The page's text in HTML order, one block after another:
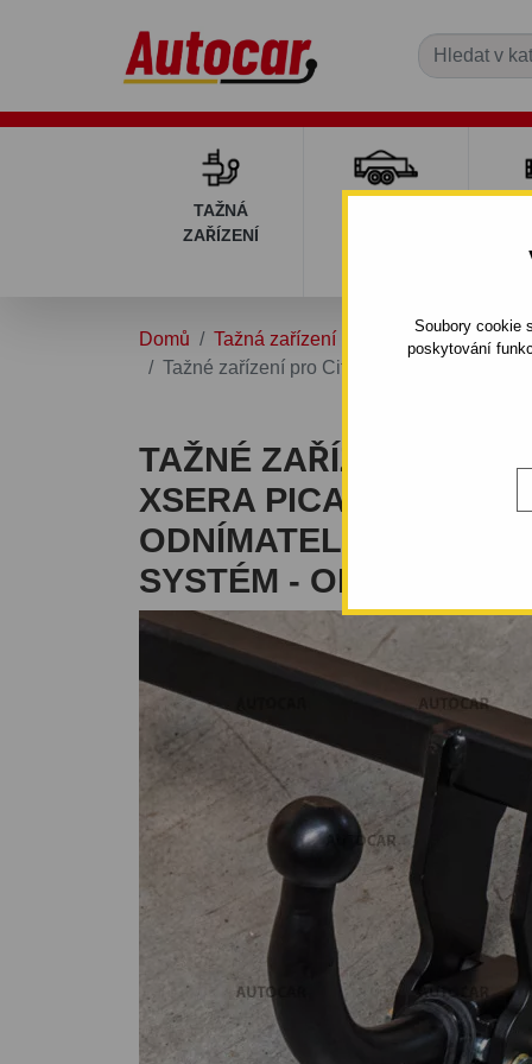
Soubory cookie
poskytování
TAŽNÁ
ZAŘÍZENÍ
Domů Tažná zařízení CITROEN
Tažné zařízení pro Citroen XseRA
TAŽNÉ ZAŘÍZENÍ PRO
XSERA PICASSE - 5DV.
ODNÍMATELNÝ
SYSTÉM - OD 1999 DO